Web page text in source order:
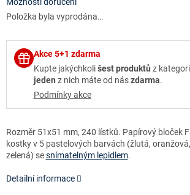
Možnosti doručení
Položka byla vyprodána…
Akce 5+1 zdarma
Kupte jakýchkolišest produktů z
jeden z nich máte od nászdarma.
Podmínky akce
Rozměr 51x51 mm, 240 lístků. Papírový bloček
kostky v 5 pastelových barvách (žlutá,
zelená) sesnímatelným lepidlem.
Detailní informace